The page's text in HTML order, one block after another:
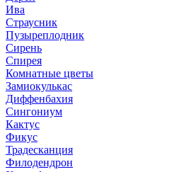
Ива
Страусник
Пузыреплодник
Сирень
Спирея
Комнатные цветы
Замиокулькас
Диффенбахия
Сингониум
Кактус
Фикус
Традесканция
Филодендрон